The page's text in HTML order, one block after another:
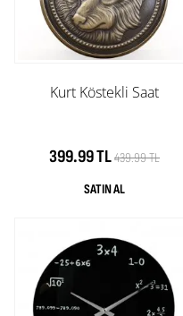
Kurt Köstekli Saat
399.99 TL439.99 TL